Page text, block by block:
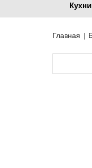
Кухни
Главная |